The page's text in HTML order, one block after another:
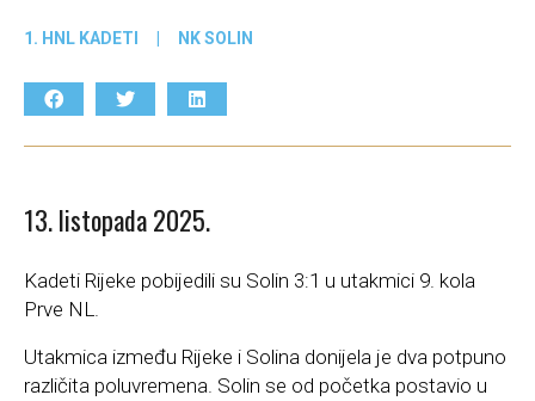
1. HNL KADETI | NK SOLIN
13. listopada 2025.
Kadeti Rijeke pobijedili su Solin 3:1 u utakmici 9. kola
Prve NL.
Utakmica između Rijeke i Solina donijela je dva potpuno
različita poluvremena. Solin se od početka postavio u